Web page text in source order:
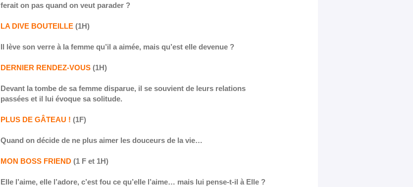
ferait on pas quand on veut parader ?
LA DIVE BOUTEILLE(1H)
Il lève son verre à la femme qu’il a aimée, mais qu’est elle devenue ?
DERNIER RENDEZ-VOUS(1H)
Devant la tombe de sa femme disparue, il se souvient de leurs relations
passées et il lui évoque sa solitude.
PLUS DE GÂTEAU ! (1F)
Quand on décide de ne plus aimer les douceurs de la vie…
MON BOSS FRIEND(1 F et 1H)
Elle l’aime, elle l’adore, c’est fou ce qu’elle l’aime… mais lui pense-t-il à Elle ?